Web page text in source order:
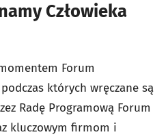
Człowieka
Forum
których wręczane są
Radę Programową Forum
kluczowym firmom i